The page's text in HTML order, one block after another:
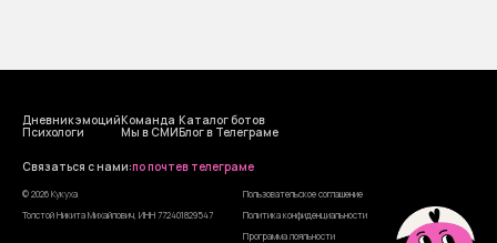
Дневник эмоций
Психологи
Команда
Мы в СМИ
Каталог ботов
Блог в Телеграме
Cвязаться с нами:по почтев телеграме
© 2026 Кукуха
Толстой Никита Михайлович, ИНН 772401829547
Пользовательское соглашение
Политика конфиденциальности
Программа лояльности